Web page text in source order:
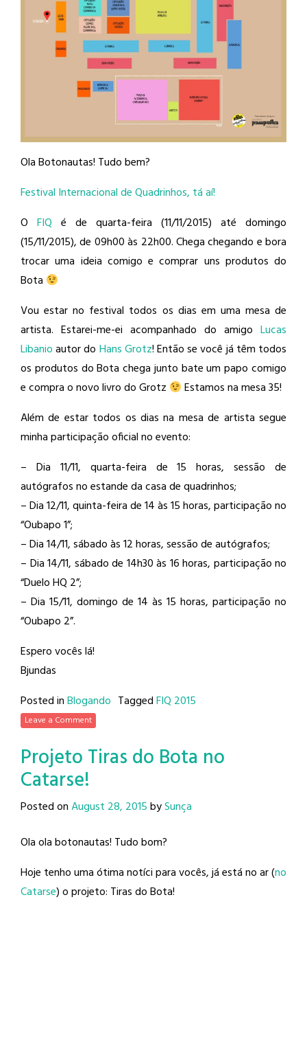
Ola Botonautas! Tudo bem?
Festival Internacional de Quadrinhos, tá aí!
O FIQ é de quarta-feira (11/11/2015) até domingo
(15/11/2015), de 09h00 às 22h00. Chega chegando e bora
trocar uma ideia comigo e comprar uns produtos do
Bota
Vou estar no festival todos os dias em uma mesa de
artista. Estarei-me-ei acompanhado do amigo Lucas
Libanio​ autor do Hans Grotz​! Então se você já têm todos
os produtos do Bota chega junto bate um papo comigo
e compra o novo livro do Grotz
Estamos na mesa 35!
Além de estar todos os dias na mesa de artista segue
minha participação oficial no evento:
– Dia 11/11, quarta-feira de 15 horas, sessão de
autógrafos no estande da casa de quadrinhos;
– Dia 12/11, quinta-feira de 14 às 15 horas, participação no
“Oubapo 1”;
– Dia 14/11, sábado às 12 horas, sessão de autógrafos;
– Dia 14/11, sábado de 14h30 às 16 horas, participação no
“Duelo HQ 2”;
– Dia 15/11, domingo de 14 às 15 horas, participação no
“Oubapo 2”.
Espero vocês lá!
Bjundas
Posted inBlogando TaggedFIQ 2015
Leave a Comment
Projeto Tiras do Bota no
Catarse!
Posted onAugust 28, 2015bySunça
Ola ola botonautas! Tudo bom?
Hoje tenho uma ótima notíci para vocês, já está no ar (no
Catarse) o projeto: Tiras do Bota!